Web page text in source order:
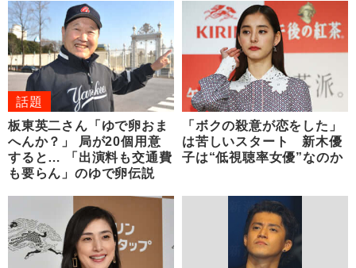
話題
板東英二さん「ゆで卵おま
へんか？」 局が20個用意
すると… 「出演料も交通費
も要らん」のゆで卵伝説
「ボクの殺意が恋をした」
は苦しいスタート 新木優
子は“低視聴率女優”なのか